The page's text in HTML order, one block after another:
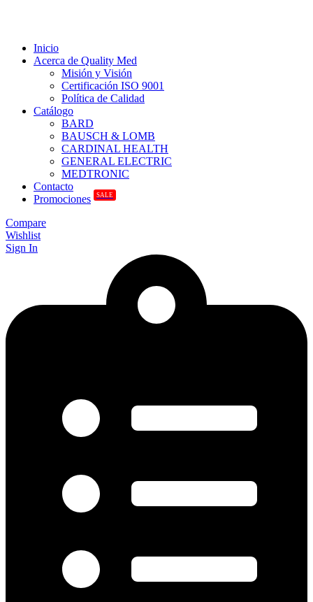
Inicio
Acerca de Quality Med
Misión y Visión
Certificación ISO 9001
Política de Calidad
Catálogo
BARD
BAUSCH & LOMB
CARDINAL HEALTH
GENERAL ELECTRIC
MEDTRONIC
Contacto
Promociones
SALE
Compare
Wishlist
Sign In